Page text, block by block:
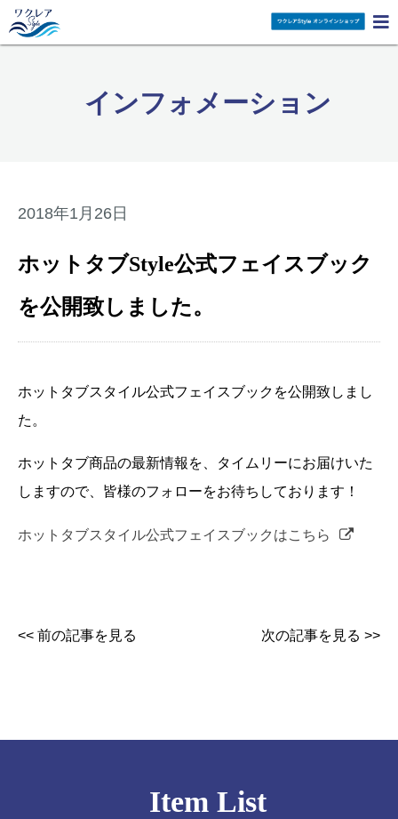

インフォメーション
2018年1月26日
ホットタブStyle公式フェイスブック
を公開致しました。
ホットタブスタイル公式フェイスブックを公開致しまし
た。
ホットタブ商品の最新情報を、タイムリーにお届けいた
しますので、皆様のフォローをお待ちしております！
ホットタブスタイル公式フェイスブックはこちら
<< 前の記事を見る 次の記事を見る >>
Item List